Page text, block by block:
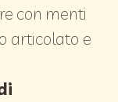
con menti
articolato e